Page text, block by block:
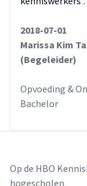
middel van het
2018-07-01
Marissa Kim
(Begeleider)
Opvoeding &
Bachelor
Op de HBO
hogescholen